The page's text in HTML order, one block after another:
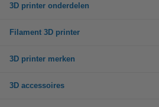
3D printer onderdelen
Filament 3D printer
3D printer merken
3D accessoires